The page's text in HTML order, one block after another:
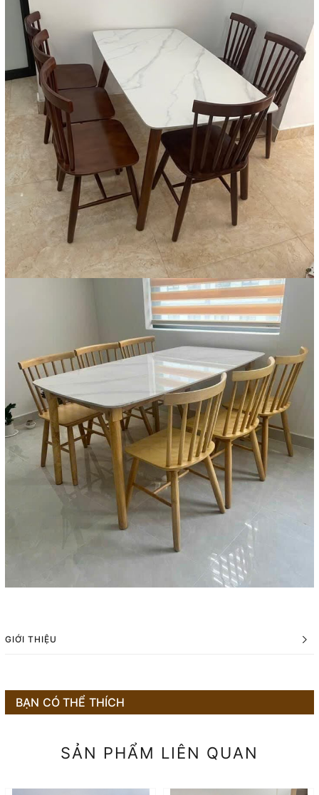
GIỚI THIỆU
BẠN CÓ THỂ THÍCH
SẢN PHẨM LIÊN QUAN